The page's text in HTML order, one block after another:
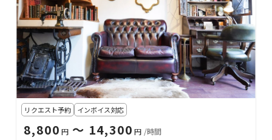
リクエスト予約 インボイス対応
8,800 円 〜 14,300 円 /時間